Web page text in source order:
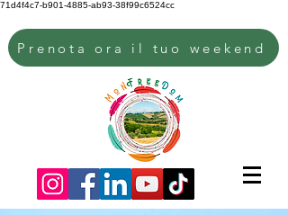
71d4f4c7-b901-4885-ab93-38f99c6524cc
Prenota ora il tuo weekend